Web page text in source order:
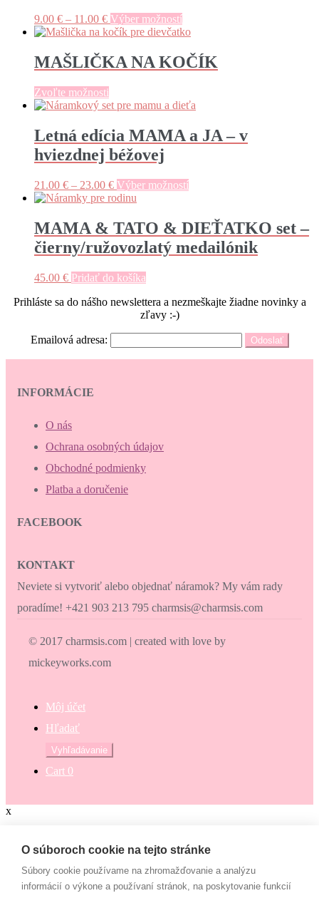
9.00 € – 11.00 €Price
range:
through
11.00 €
Výber možnostíTento
produkt
viacero
variantov.
môžete
na
stránke
MAŠLIČKA NA KOČÍK
Zvoľte možnosti
Letná edícia MAMA a JA – v
hviezdnej béžovej
21.00 € – 23.00 €Price
range:
through
23.00 €
Výber možnostíTento
viacero
variantov.
Možnosti
na
MAMA & TATO & DIEŤATKO set –
čierny/ružovozlatý medailónik
45.00 € Pridať do košíka
Prihláste sa do nášho newslettera a nezmeškajte žiadne novinky a
zľavy :-)
Emailová adresa:
INFORMÁCIE
O nás
Ochrana osobných údajov
Obchodné podmienky
Platba a doručenie
FACEBOOK
KONTAKT
Neviete si vytvoriť alebo objednať náramok? My vám rady
poradíme! +421 903 213 795 charmsis@charmsis.com
© 2017 charmsis.com | created with love by
mickeyworks.com
Môj účet
Hľadať
Hľadať:
Vyhľadávanie
Cart 0
x
Zaokrúhli svoj nákup
Zaokrúhli svoj nákup a prispej na dobrú vec. Občianske združenie
Mamy v pohybe pomáha osamelým mamám, ktoré nemajú to šťastie
O súboroch cookie na tejto stránke
Súbory cookie používame na zhromažďovanie a analýzu
informácií o výkone a používaní stránok, na poskytovanie funkcií